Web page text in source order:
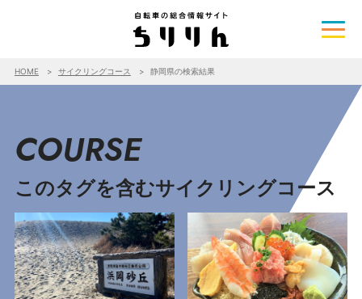
HOME サイクリングコース 静岡県の検索結果
COURSE
このタグを含むサイクリングコース